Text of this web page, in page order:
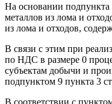
На основании
металлов из лома и
из лома и отходов,
В связи с этим при
по НДС в размере 0
субъектам добычи и
подпунктом 9 пункта 3
В соответствии с